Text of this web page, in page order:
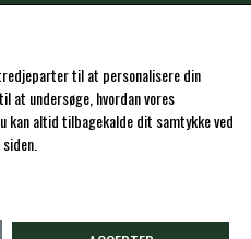
EQUINE
til at personalisere din
at undersøge, hvordan vores
kan altid tilbagekalde dit samtykke ved